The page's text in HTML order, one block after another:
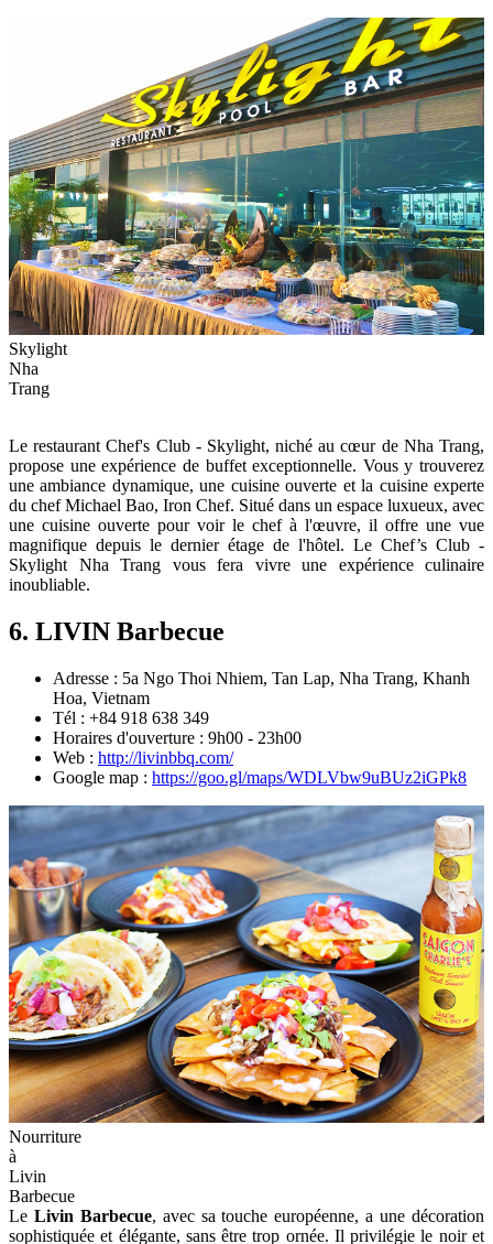
Skylight
Nha
Trang
Le restaurant Chef's Club - Skylight, niché au cœur de Nha Trang,
propose une expérience de buffet exceptionnelle. Vous y trouverez
une ambiance dynamique, une cuisine ouverte et la cuisine experte
du chef Michael Bao, Iron Chef. Situé dans un espace luxueux, avec
une cuisine ouverte pour voir le chef à l'œuvre, il offre une vue
magnifique depuis le dernier étage de l'hôtel. Le Chef’s Club -
Skylight Nha Trang vous fera vivre une expérience culinaire
inoubliable.
6. LIVIN Barbecue
Adresse : 5a Ngo Thoi Nhiem, Tan Lap, Nha Trang, Khanh
Hoa, Vietnam
Tél : +84 918 638 349
Horaires d'ouverture : 9h00 - 23h00
Web : http://livinbbq.com/
Google map : https://goo.gl/maps/WDLVbw9uBUz2iGPk8
Nourriture
à
Livin
Barbecue
Le Livin Barbecue, avec sa touche européenne, a une décoration
sophistiquée et élégante, sans être trop ornée. Il privilégie le noir et